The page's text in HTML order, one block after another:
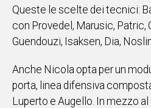
MONDO
SPORT
EVENTI
VIDEO
Queste le scelte dei tecnici:
con Provedel, Marusic, Patric,
Guendouzi, Isaksen, Dia,
Anche Nicola opta per un
porta, linea difensiva
Luperto e Augello. In mezzo